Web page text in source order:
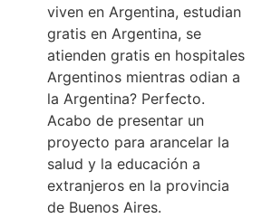
viven en Argentina, estudian
gratis en Argentina, se
atienden gratis en hospitales
Argentinos mientras odian a
la Argentina? Perfecto.
Acabo de presentar un
proyecto para arancelar la
salud y la educación a
extranjeros en la provincia
de Buenos Aires.